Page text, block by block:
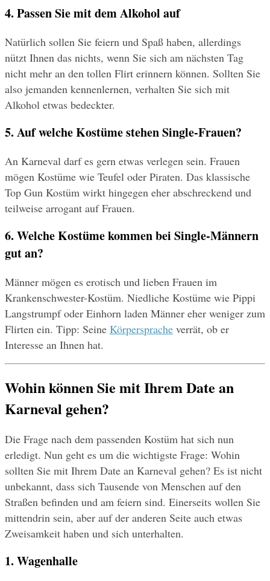
4. Passen Sie mit dem Alkohol auf
Natürlich sollen Sie feiern und Spaß haben, allerdings
nützt Ihnen das nichts, wenn Sie sich am nächsten Tag
nicht mehr an den tollen Flirt erinnern können. Sollten Sie
also jemanden kennenlernen, verhalten Sie sich mit
Alkohol etwas bedeckter.
5. Auf welche Kostüme stehen Single-Frauen?
An Karneval darf es gern etwas verlegen sein. Frauen
mögen Kostüme wie Teufel oder Piraten. Das klassische
Top Gun Kostüm wirkt hingegen eher abschreckend und
teilweise arrogant auf Frauen.
6. Welche Kostüme kommen bei Single-Männern
gut an?
Männer mögen es erotisch und lieben Frauen im
Krankenschwester-Kostüm. Niedliche Kostüme wie Pippi
Langstrumpf oder Einhorn laden Männer eher weniger zum
Flirten ein. Tipp: Seine Körpersprache verrät, ob er
Interesse an Ihnen hat.
Wohin können Sie mit Ihrem Date an
Karneval gehen?
Die Frage nach dem passenden Kostüm hat sich nun
erledigt. Nun geht es um die wichtigste Frage: Wohin
sollten Sie mit Ihrem Date an Karneval gehen? Es ist nicht
unbekannt, dass sich Tausende von Menschen auf den
Straßen befinden und am feiern sind. Einerseits wollen Sie
mittendrin sein, aber auf der anderen Seite auch etwas
Zweisamkeit haben und sich unterhalten.
1. Wagenhalle